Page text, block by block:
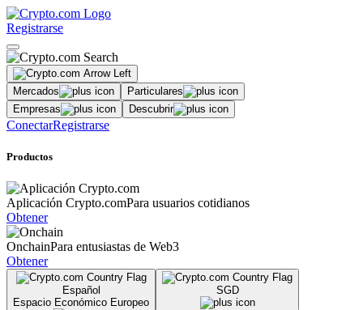
Registrarse
Mercados
Particulares
Empresas
Descubrir
ConectarRegistrarse
Productos
Aplicación Crypto.comPara usuarios cotidianos
Obtener
OnchainPara entusiastas de Web3
Obtener
Español
Espacio Económico Europeo
SGD